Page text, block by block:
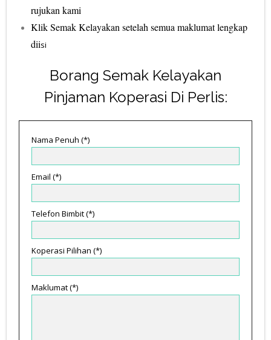
rujukan kami
Klik Semak Kelayakan setelah semua maklumat lengkap
diisi
Borang Semak Kelayakan
Pinjaman Koperasi Di Perlis:
Nama Penuh (*)
Email (*)
Telefon Bimbit (*)
Koperasi Pilihan (*)
Maklumat (*)